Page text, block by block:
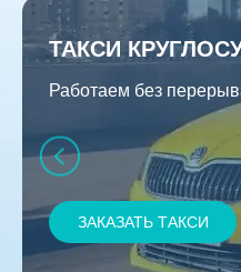
ТАКСИ
Работаем без
ЗАКАЗАТЬ ТАКСИ